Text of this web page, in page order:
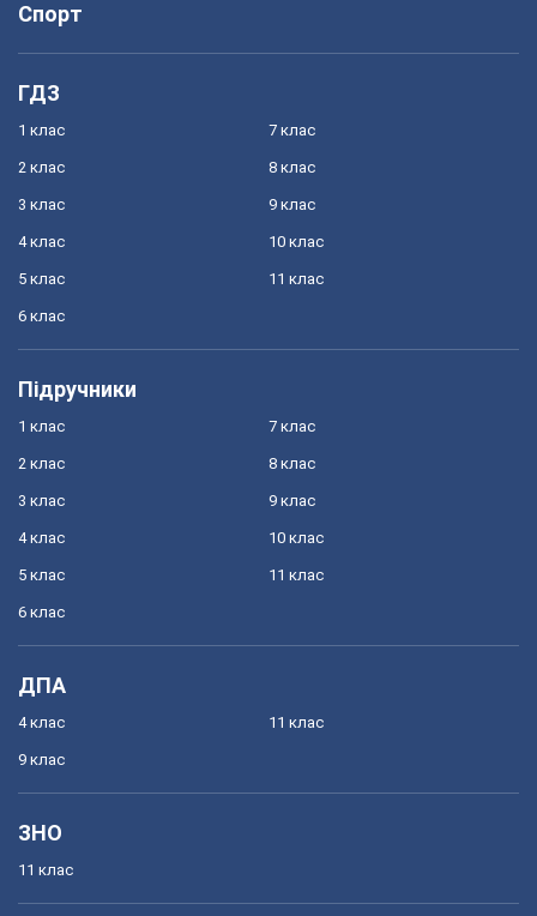
Спорт
ГДЗ
1 клас
2 клас
3 клас
4 клас
5 клас
6 клас
7 клас
8 клас
9 клас
10 клас
11 клас
Підручники
1 клас
2 клас
3 клас
4 клас
5 клас
6 клас
7 клас
8 клас
9 клас
10 клас
11 клас
ДПА
4 клас
9 клас
11 клас
ЗНО
11 клас